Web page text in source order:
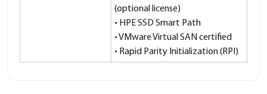
(optional license)
• HPE SSD Smart Path
• VMware Virtual SAN certified
• Rapid Parity Initialization (RPI)